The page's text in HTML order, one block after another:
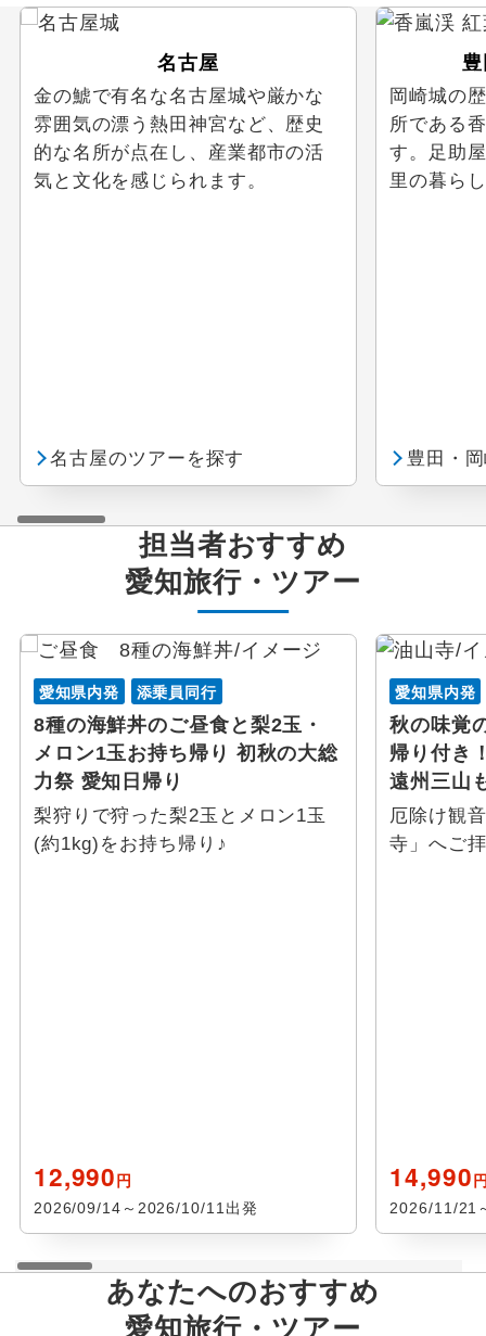
フルーツ狩り
テーマパーク / レジャー
テーマパーク
東京ディズニーリゾート®
スキープラン
スポーツ観戦
その他のテーマ
ウェブ限定
ミステリーツアー
名古屋
金の鯱で有名な名古屋城や厳かな
雰囲気の漂う熱田神宮など、歴史
的な名所が点在し、産業都市の活
気と文化を感じられます。
名古屋のツアーを探す
岡崎城の
所である
す。足助
里の暮ら
豊田・
担当者おすすめ
愛知旅行・ツアー
愛知県内発 添乗員同行
8種の海鮮丼のご昼食と梨2玉・
メロン1玉お持ち帰り 初秋の大総
力祭 愛知日帰り
梨狩りで狩った梨2玉とメロン1玉
(約1kg)をお持ち帰り♪
12,990円
2026/09/14～2026/10/11出発
愛知県内発
秋の味覚
帰り付き
遠州三山
厄除け観
寺」へご
14,990
2026/11/21
あなたへのおすすめ
愛知旅行・ツアー